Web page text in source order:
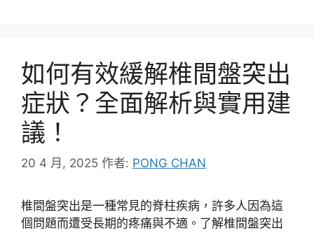
如何有效緩解椎間盤突出
症狀？全面解析與實用建
議！
20 4 月, 2025 作者: PONG CHAN
椎間盤突出是一種常見的脊柱疾病，許多人因為這
個問題而遭受長期的疼痛與不適。了解椎間盤突出